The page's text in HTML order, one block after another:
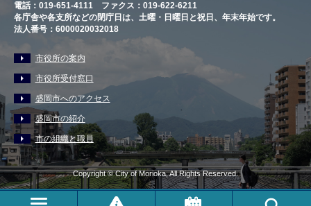
電話：019-651-4111 ファクス：019-622-6211
各庁舎や各支所などの閉庁日は、土曜・日曜日と祝日、年末年始です。
法人番号：6000020032018
市役所の案内
市役所受付窓口
盛岡市へのアクセス
盛岡市の紹介
市の組織と職員
Copyright © City of Morioka, All Rights Reserved.